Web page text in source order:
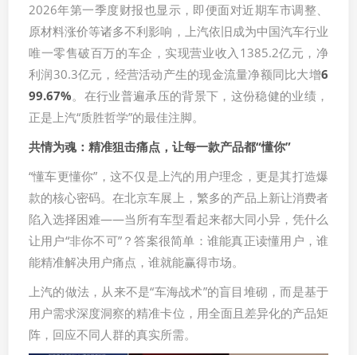
2026年第一季度财报也显示，即便面对近期车市调整、
原材料涨价等诸多不利影响，上汽依旧成为中国汽车行业
唯一零售破百万的车企，实现营业收入1385.2亿元，净
利润30.3亿元，经营活动产生的现金流量净额同比大增6
99.67%。在行业普遍承压的背景下，这份稳健的业绩，
正是上汽“质胜哲学”的最佳注脚。
共情为魂：精准狙击痛点，让每一款产品都“懂你”
“懂车更懂你”，这不仅是上汽的用户理念，更是其打造爆
款的核心密码。在北京车展上，繁多的产品上新让消费者
陷入选择困难——当所有车型看起来都大同小异，凭什么
让用户“非你不可”？答案很简单：谁能真正读懂用户，谁
能精准解决用户痛点，谁就能赢得市场。
上汽的做法，从来不是“车海战术”的盲目堆砌，而是基于
用户需求深度洞察的精准卡位，用全面且差异化的产品矩
阵，回应不同人群的真实所需。